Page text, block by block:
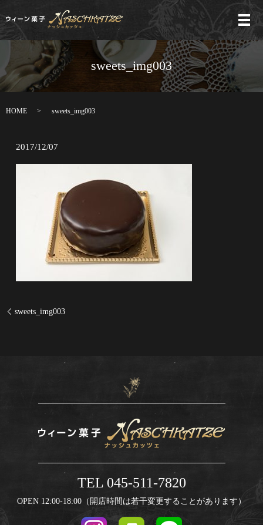
メ
sweets_img003
HOME sweets_img003
2017/12/07
sweets_img003
TEL 045-511-7820
OPEN 12:00-18:00（開店時間は若干変更することがあります）